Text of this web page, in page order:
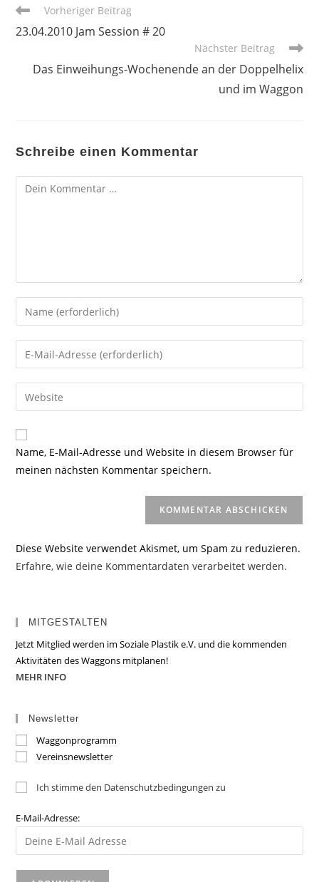
Weitere
ansehen
Vorheriger Beitrag
23.04.2010 Jam Session # 20
Nächster Beitrag
Das Einweihungs-Wochenende an der Doppelhelix
und im Waggon
Schreibe einen Kommentar
Kommentar
Gib
deinen
Namen
oder
zum
Kommentieren
ein
Gib
deine
E-
Mail-
zum
Kommentieren
ein
Gib
deine
Website-
URL
Name, E-Mail-Adresse und Website in diesem Browser für
meinen nächsten Kommentar speichern.
Diese Website verwendet Akismet, um Spam zu reduzieren.
Erfahre, wie deine Kommentardaten verarbeitet werden.
MITGESTALTEN
Jetzt Mitglied werden im Soziale Plastik e.V. und die kommenden
Aktivitäten des Waggons mitplanen!
MEHR INFO
Newsletter
Waggonprogramm
Vereinsnewsletter
Ich stimme den Datenschutzbedingungen zu
E-Mail-Adresse: